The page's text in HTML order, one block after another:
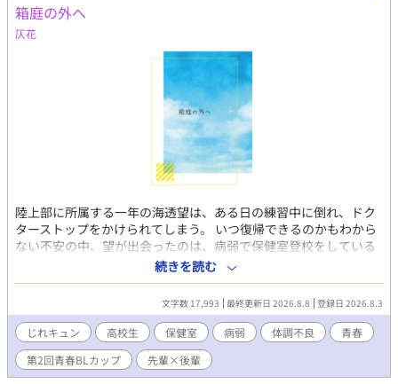
箱庭の外へ
仄花
陸上部に所属する一年の海透望は、ある日の練習中に倒れ、ドク
ターストップをかけられてしまう。 いつ復帰できるのかもわから
ない不安の中、望が出会ったのは、病弱で保健室登校をしている
二年の朝霧侑蕾だった。 二人は思い通りにならない身体を抱えな
がらも、保健室の中で徐々に惹かれ合っていく―― 保健室を舞台
にした、病弱な二人のじれキュン青春BL
続きを読む
文字数 17,993 最終更新日 2026.8.8 登録日 2026.8.3
じれキュン 高校生 保健室 病弱 体調不良
青春
第2回青春BLカップ
先輩×後輩